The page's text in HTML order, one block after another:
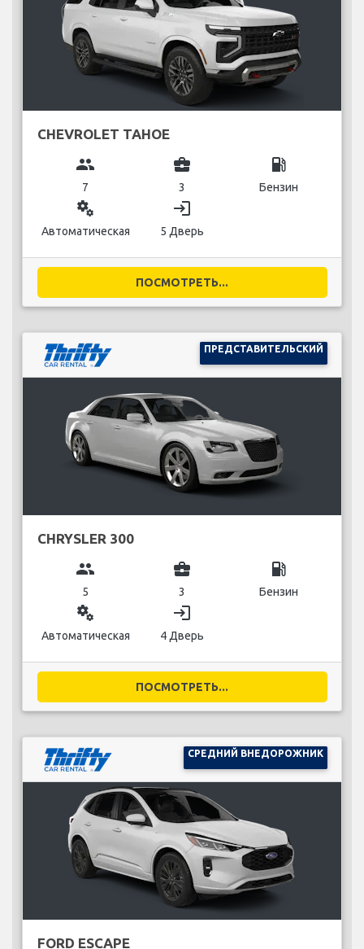
CHEVROLET TAHOE
group
7
business_center
3
local_gas_station
Бензин
miscellaneous_services
Автоматическая
login
5 Дверь
ПОСМОТРЕТЬ...
ПРЕДСТАВИТЕЛЬСКИЙ
CHRYSLER 300
group
5
business_center
3
local_gas_station
Бензин
miscellaneous_services
Автоматическая
login
4 Дверь
ПОСМОТРЕТЬ...
СРЕДНИЙ ВНЕДОРОЖНИК
FORD ESCAPE